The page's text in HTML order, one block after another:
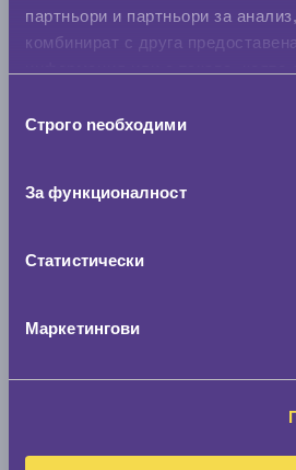
партньори и партньори за
комбинират с друга
наСтрого nеобходими
За функционалност
Статистически
Маркетингови
Стар размер